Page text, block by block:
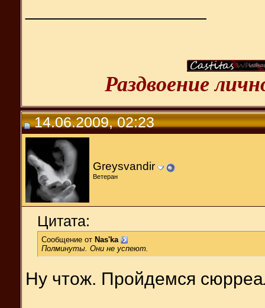
Раздвоение
14.06.2009, 02:23
Greysvandir
Ветеран
Цитата:
Сообщение от Nas'ka
Полминуты. Они не успеют.
Ну чтож. Пройдемся